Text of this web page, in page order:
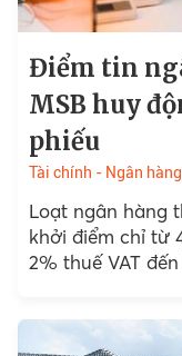
Điểm tin
MSB huy
phiếu
Tài chính - Ngân hàng
Loạt ngân hàng
khởi điểm chỉ từ
2% thuế VAT